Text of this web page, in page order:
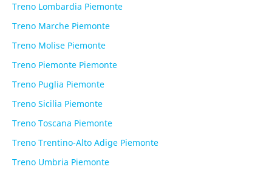
Treno Lombardia Piemonte
Treno Marche Piemonte
Treno Molise Piemonte
Treno Piemonte Piemonte
Treno Puglia Piemonte
Treno Sicilia Piemonte
Treno Toscana Piemonte
Treno Trentino-Alto Adige Piemonte
Treno Umbria Piemonte